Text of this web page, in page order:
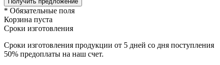
* Обязательные поля
Корзина пуста
Сроки изготовления
Сроки изготовления продукции от 5 дней со дня поступления
50% предоплаты на наш счет.